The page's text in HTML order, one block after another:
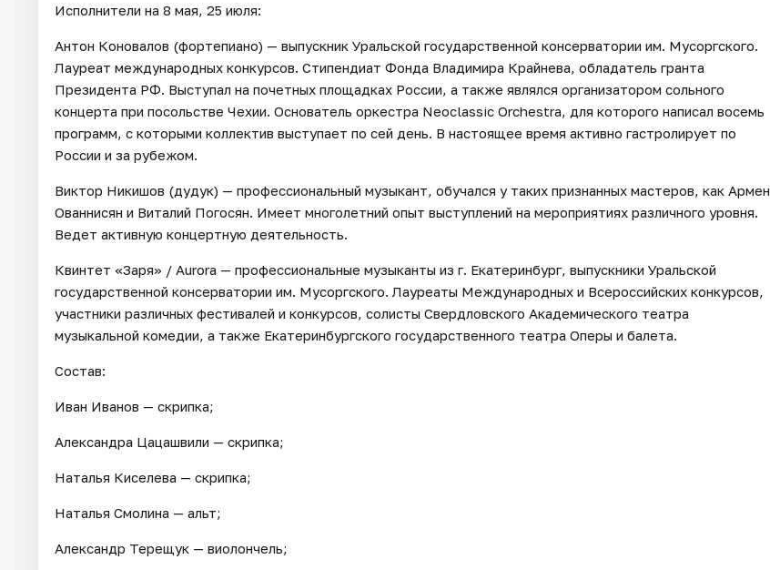
Исполнители на 8 мая, 25 июля:
Антон Коновалов (фортепиано) — выпускник Уральской государственной консерватории им. Мусоргского.
Лауреат международных конкурсов. Стипендиат Фонда Владимира Крайнева, обладатель гранта
Президента РФ. Выступал на почетных площадках России, а также являлся организатором сольного
концерта при посольстве Чехии. Основатель оркестра Neoclassic Orchestra, для которого написал восемь
программ, с которыми коллектив выступает по сей день. В настоящее время активно гастролирует по
России и за рубежом.
Виктор Никишов (дудук) — профессиональный музыкант, обучался у таких признанных мастеров, как Армен
Ованнисян и Виталий Погосян. Имеет многолетний опыт выступлений на мероприятиях различного уровня.
Ведет активную концертную деятельность.
Квинтет «Заря» / Aurora — профессиональные музыканты из г. Екатеринбург, выпускники Уральской
государственной консерватории им. Мусоргского. Лауреаты Международных и Всероссийских конкурсов,
участники различных фестивалей и конкурсов, солисты Свердловского Академического театра
музыкальной комедии, а также Екатеринбургского государственного театра Оперы и балета.
Состав:
Иван Иванов — скрипка;
Александра Цацашвили — скрипка;
Наталья Киселева — скрипка;
Наталья Смолина — альт;
Александр Терещук — виолончель;